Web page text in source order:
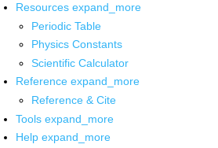
Resources expand_more
Periodic Table
Physics Constants
Scientific Calculator
Reference expand_more
Reference & Cite
Tools expand_more
Help expand_more